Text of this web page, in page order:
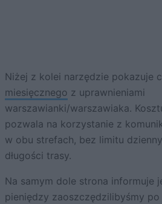
Niżej z kolei narzędzie pokazuje
miesięcznego z uprawnieniami
warszawianki/warszawiaka.
pozwala na korzystanie z
w obu strefach, bez limitu
długości trasy.
Na samym dole strona informuje
pieniędzy zaoszczędzilibyśmy